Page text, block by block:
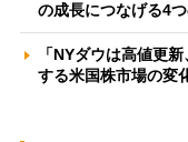
の成長につなげる4
「NYダウは高値更
する米国株市場の